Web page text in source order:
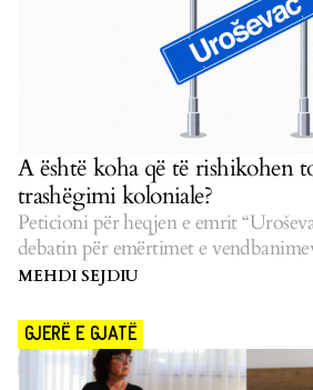
A është koha që të rishikohen
trashëgimi koloniale?
Peticioni për heqjen e emrit
debatin për emërtimet e
pasluftës i la të pazgjidhura.
MEHDI SEJDIU
GJERË E GJATË